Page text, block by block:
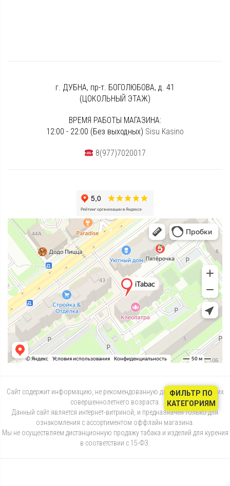
г. ДУБНА, пр-т. БОГОЛЮБОВА, д. 41
(ЦОКОЛЬНЫЙ ЭТАЖ)
ВРЕМЯ РАБОТЫ МАГАЗИНА:
12:00 - 22:00 (Без выходных) Sisu Kasino
8(977)7020017
Сайт содержит информацию, не рекомендованную для лиц, не достигших
совершеннолетнего возраста.
Данный сайт является интернет-витриной, и предназначен только для
ознакомления с ассортиментом оффлайн магазина.
Мы не осуществляем дистанционную продажу табака и изделий для курения
в соответствии с 15-ФЗ.
ФИЛЬТР ПО
КАТЕГОРИЯМ